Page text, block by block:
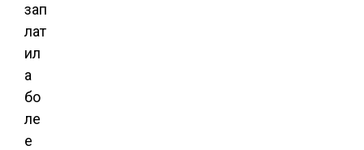
зап
лат
ил
а
бо
ле
е